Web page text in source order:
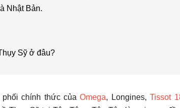
Nhật Bản.
Sỹ ở đâu?
phối chính thức củaOmega, Longines,Tissot